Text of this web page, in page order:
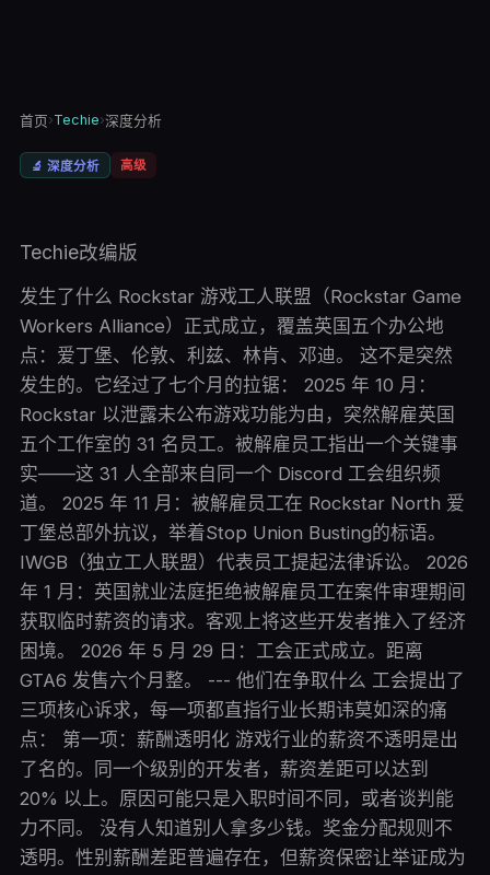
首页›Techie›深度分析
🔬 深度分析 高级
Techie改编版
发生了什么 Rockstar 游戏工人联盟（Rockstar Game
Workers Alliance）正式成立，覆盖英国五个办公地
点：爱丁堡、伦敦、利兹、林肯、邓迪。 这不是突然
发生的。它经过了七个月的拉锯： 2025 年 10 月：
Rockstar 以泄露未公布游戏功能为由，突然解雇英国
五个工作室的 31 名员工。被解雇员工指出一个关键事
实——这 31 人全部来自同一个 Discord 工会组织频
道。 2025 年 11 月：被解雇员工在 Rockstar North 爱
丁堡总部外抗议，举着Stop Union Busting的标语。
IWGB（独立工人联盟）代表员工提起法律诉讼。 2026
年 1 月：英国就业法庭拒绝被解雇员工在案件审理期间
获取临时薪资的请求。客观上将这些开发者推入了经济
困境。 2026 年 5 月 29 日：工会正式成立。距离
GTA6 发售六个月整。 --- 他们在争取什么 工会提出了
三项核心诉求，每一项都直指行业长期讳莫如深的痛
点： 第一项：薪酬透明化 游戏行业的薪资不透明是出
了名的。同一个级别的开发者，薪资差距可以达到
20% 以上。原因可能只是入职时间不同，或者谈判能
力不同。 没有人知道别人拿多少钱。奖金分配规则不
透明。性别薪酬差距普遍存在，但薪资保密让举证成为